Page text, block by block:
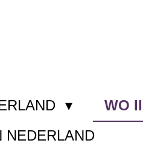
WO II
NEDERLAND